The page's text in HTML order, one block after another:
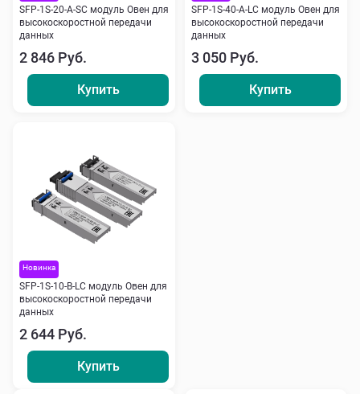
SFP-1S-20-A-SC модуль Овен для
высокоскоростной передачи
данных
2 846 Руб.
Купить
SFP-1S-40-A-LC модуль Овен для
высокоскоростной передачи
данных
3 050 Руб.
Купить
Новинка
SFP-1S-10-B-LC модуль Овен для
высокоскоростной передачи
данных
2 644 Руб.
Купить